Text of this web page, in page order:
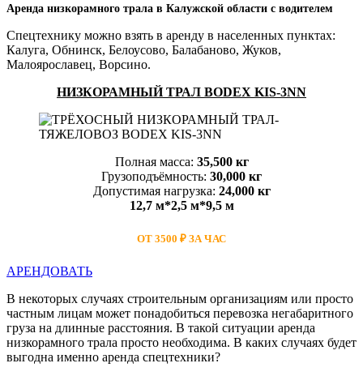
Аренда низкорамного трала в Калужской области с водителем
Спецтехнику можно взять в аренду в населенных пунктах:
Калуга, Обнинск, Белоусово, Балабаново, Жуков,
Малоярославец, Ворсино.
НИЗКОРАМНЫЙ ТРАЛ BODEX KIS-3NN
Полная масса: 35,500 кг
Грузоподъёмность: 30,000 кг
Допустимая нагрузка: 24,000 кг
12,7 м*2,5 м*9,5 м
ОТ 3500 ₽ ЗА ЧАС
АРЕНДОВАТЬ
В некоторых случаях строительным организациям или просто
частным лицам может понадобиться перевозка негабаритного
груза на длинные расстояния. В такой ситуации аренда
низкорамного трала просто необходима. В каких случаях будет
выгодна именно аренда спецтехники?